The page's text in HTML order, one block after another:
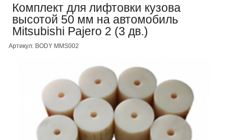
Комплект для лифтовки кузова
высотой 50 мм на автомобиль
Mitsubishi Pajero 2 (3 дв.)
Артикул: BODY MMS002